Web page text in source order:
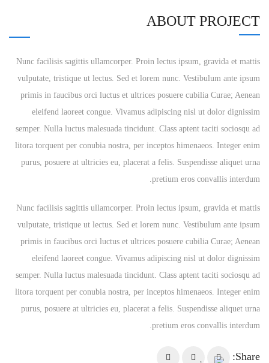
ABOUT PROJECT
Nunc facilisis sagittis ullamcorper. Proin lectus ipsum, gravida et mattis
vulputate, tristique ut lectus. Sed et lorem nunc. Vestibulum ante ipsum
primis in faucibus orci luctus et ultrices posuere cubilia Curae; Aenean
eleifend laoreet congue. Vivamus adipiscing nisl ut dolor dignissim
semper. Nulla luctus malesuada tincidunt. Class aptent taciti sociosqu ad
litora torquent per conubia nostra, per inceptos himenaeos. Integer enim
purus, posuere at ultricies eu, placerat a felis. Suspendisse aliquet urna
pretium eros convallis interdum.
Nunc facilisis sagittis ullamcorper. Proin lectus ipsum, gravida et mattis
vulputate, tristique ut lectus. Sed et lorem nunc. Vestibulum ante ipsum
primis in faucibus orci luctus et ultrices posuere cubilia Curae; Aenean
eleifend laoreet congue. Vivamus adipiscing nisl ut dolor dignissim
semper. Nulla luctus malesuada tincidunt. Class aptent taciti sociosqu ad
litora torquent per conubia nostra, per inceptos himenaeos. Integer enim
purus, posuere at ultricies eu, placerat a felis. Suspendisse aliquet urna
pretium eros convallis interdum.
Share: